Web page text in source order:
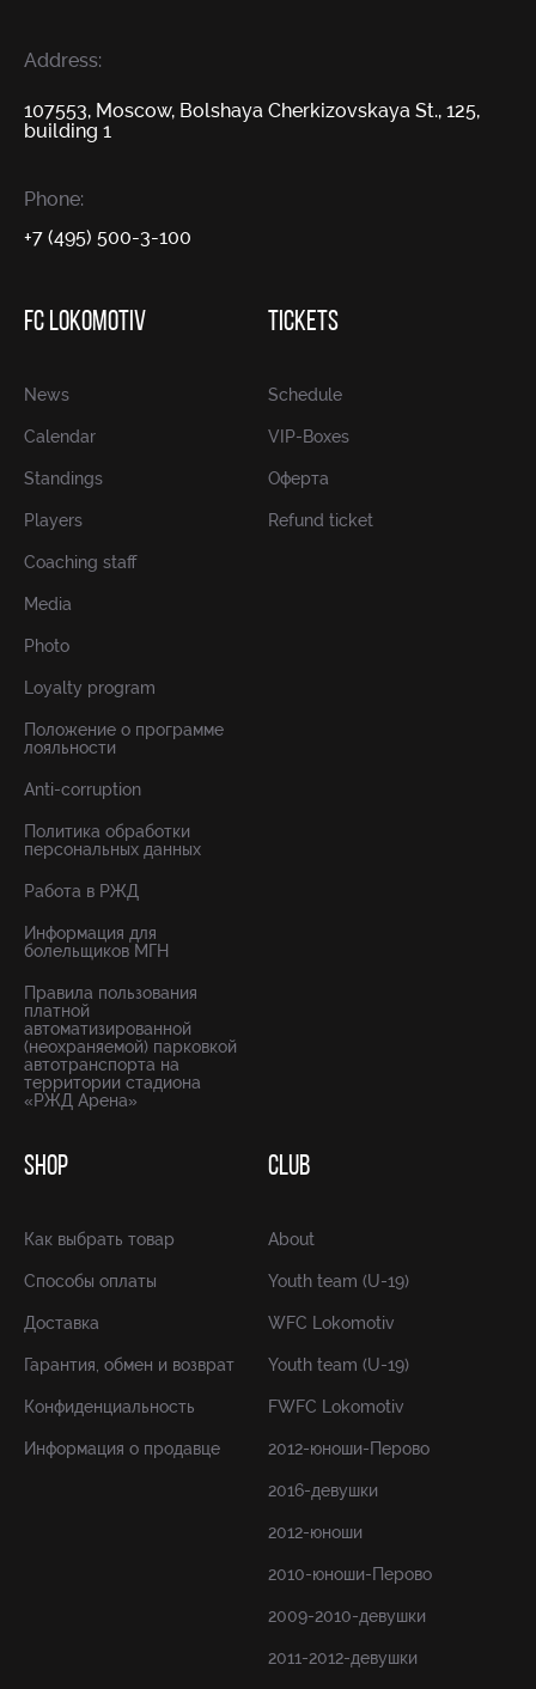
Address:
107553, Moscow, Bolshaya Cherkizovskaya St., 125,
building 1
Phone:
+7 (495) 500-3-100
FC LOKOMOTIV
News
Calendar
Standings
Players
Coaching staff
Media
Photo
Loyalty program
Положение о программе
лояльности
Anti-corruption
Политика обработки
персональных данных
Работа в РЖД
Информация для
болельщиков МГН
Правила пользования
платной
автоматизированной
(неохраняемой) парковкой
автотранспорта на
территории стадиона
«РЖД Арена»
TICKETS
Schedule
VIP-Boxes
Оферта
Refund ticket
SHOP
Как выбрать товар
Способы оплаты
Доставка
Гарантия, обмен и возврат
Конфиденциальность
Информация о продавце
CLUB
About
Youth team (U-19)
WFC Lokomotiv
Youth team (U-19)
FWFC Lokomotiv
2012-юноши-Перово
2016-девушки
2012-юноши
2010-юноши-Перово
2009-2010-девушки
2011-2012-девушки